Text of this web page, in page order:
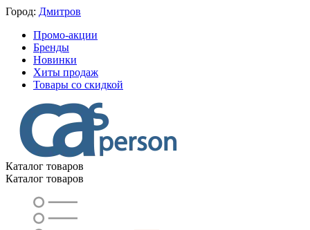
Город: Дмитров
Промо-акции
Бренды
Новинки
Хиты продаж
Товары со скидкой
Каталог товаров
Каталог товаров